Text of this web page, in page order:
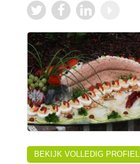
BEKIJK VOLLEDIG PROFIEL